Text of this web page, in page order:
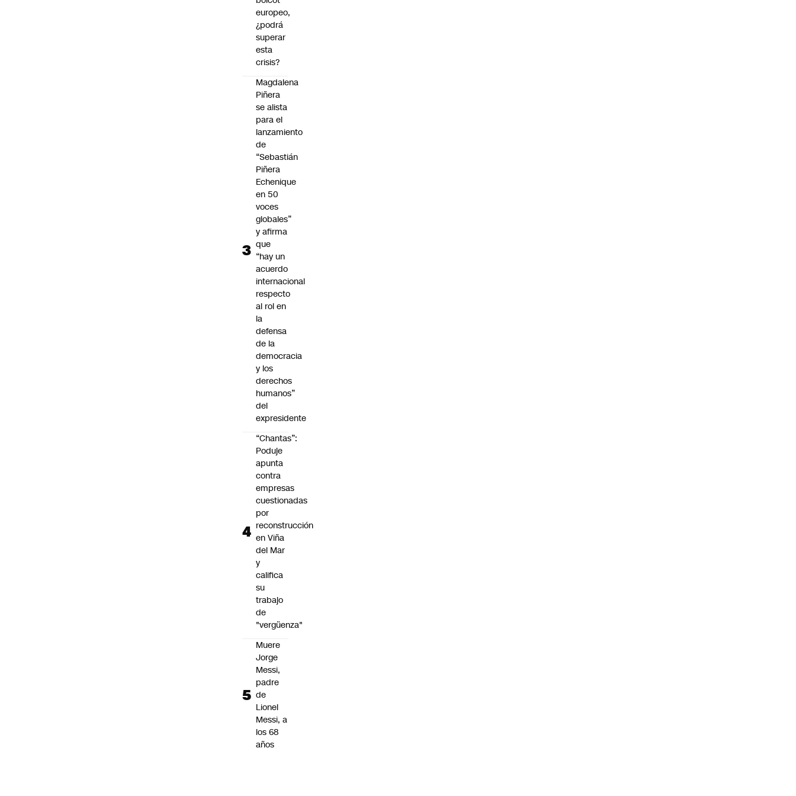
europeo,
¿podrá
superar
esta
crisis?
Magdalena
Piñera
se alista
para el
lanzamiento
de
“Sebastián
Piñera
Echenique
en 50
voces
globales”
y afirma
que
“hay un
acuerdo
internacional
respecto
al rol en
la
defensa
de la
democracia
y los
derechos
humanos”
del
expresidente
“Chantas”:
Poduje
apunta
contra
empresas
cuestionadas
por
reconstrucción
en Viña
del Mar
y
califica
su
trabajo
de
"vergüenza"
Muere
Jorge
Messi,
padre
de
Lionel
Messi, a
los 68
años